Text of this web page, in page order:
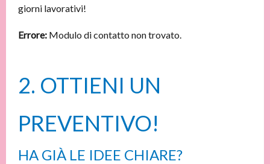
giorni lavorativi!
Errore: Modulo di contatto non trovato.
2. OTTIENI UN
PREVENTIVO!
HA GIÀ LE IDEE CHIARE?